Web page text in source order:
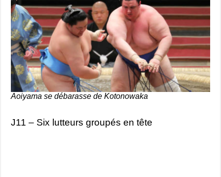
Aoiyama se débarasse de Kotonowaka
J11 – Six lutteurs groupés en tête